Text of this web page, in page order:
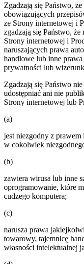
Zgadzają się Państwo,
obowiązujących
ze Strony internetowej i
zgadzają się Państwo,
Strony internetowej i
naruszających prawa
handlowe lub inne
prywatności lub
Zgadzają się Państwo
udostępniać ani nie
Strony internetowej lub
(a)
jest niezgodny z prawem
w cokolwiek
(b)
zawiera wirusa lub inne
oprogramowanie, które
cudzego komputera;
(c)
narusza prawa
towarowy, tajemnicę
własności intelektualnej